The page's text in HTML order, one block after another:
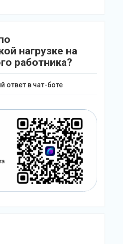
нагрузке на
работника?
ответ в чат-боте